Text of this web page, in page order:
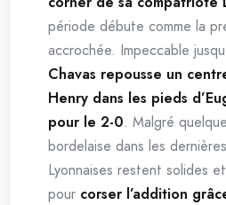
période débute comme la
accrochée. Impeccable
Chavas repousse un
Henry dans les pieds
pour le 2-0. Malgré
bordelaise dans les
Lyonnaises restent solides
pour corser l’addition